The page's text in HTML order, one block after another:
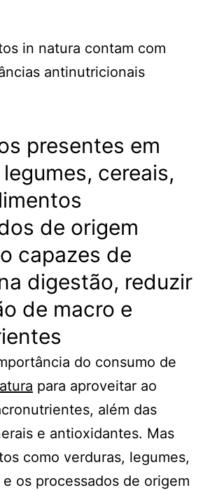
presentes em
cereais,
de origem
capazes de
digestão, reduzir
de macro e
do consumo de
para aproveitar ao
além das
e antioxidantes. Mas
como verduras, legumes,
os processados de origem